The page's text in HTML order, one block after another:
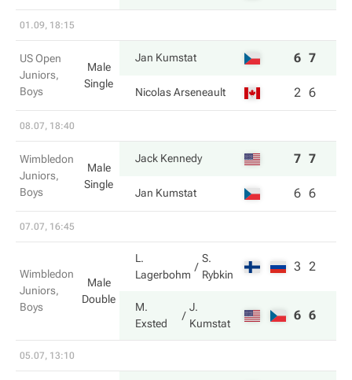
01.09, 18:15
US Open
Juniors,
Boys
Male
Single
Jan Kumstat 6 7
Nicolas Arseneault 2 6
08.07, 18:40
Wimbledon
Juniors,
Boys
Male
Single
Jack Kennedy 7 7
Jan Kumstat 6 6
07.07, 16:45
Wimbledon
Juniors,
Boys
Male
Double
L.
Lagerbohm
S.
Rybkin
3 2
M.
Exsted
J.
Kumstat
6 6
05.07, 13:10